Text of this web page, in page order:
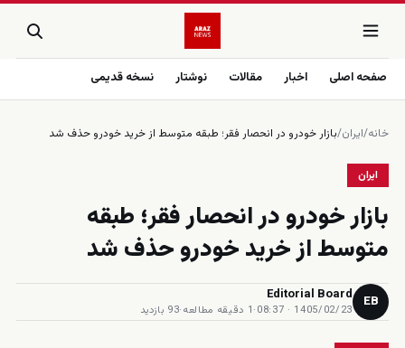
صفحه اصلی اخبار مقالات نوشتار نسخه قدیمی
خانه/ایران/بازار خودرو در انحصار فقر؛ طبقه متوسط از خريد خودرو حذف شد
ایران
بازار خودرو در انحصار فقر؛ طبقه
متوسط از خريد خودرو حذف شد
EB
Editorial Board
1405/02/23 · 08:37
·1 دقیقه مطالعه ·93 بازدید